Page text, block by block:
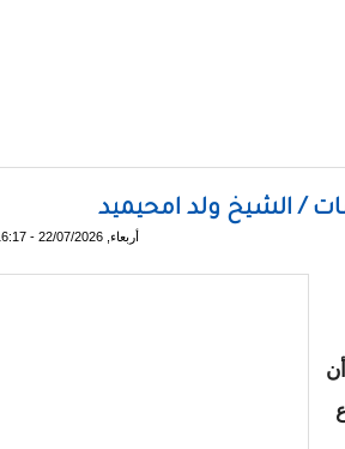
للحكم / صالح الطيب دهماش
/ الشيخ ولد امحيميد
أربعاء, 22/07/2026 - 16:17